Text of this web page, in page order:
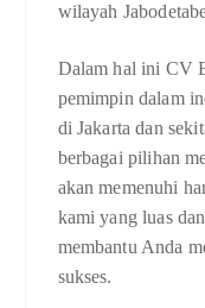
wilayah
Dalam hal ini CV
pemimpin dalam
di Jakarta dan
berbagai pilihan
akan memenuhi
kami yang luas
membantu Anda
sukses.